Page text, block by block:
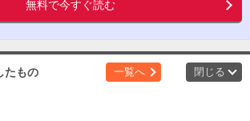
無料で今すぐ読む
たもの 一覧へ 閉じる